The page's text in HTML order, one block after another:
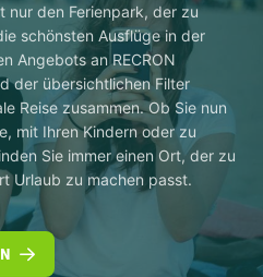
nur den Ferienpark, der zu
schönsten Ausflüge in der
Angebots an RECRON
der übersichtlichen Filter
Reise zusammen. Ob Sie nun
mit Ihren Kindern oder zu
Sie immer einen Ort, der zu
Urlaub zu machen passt.